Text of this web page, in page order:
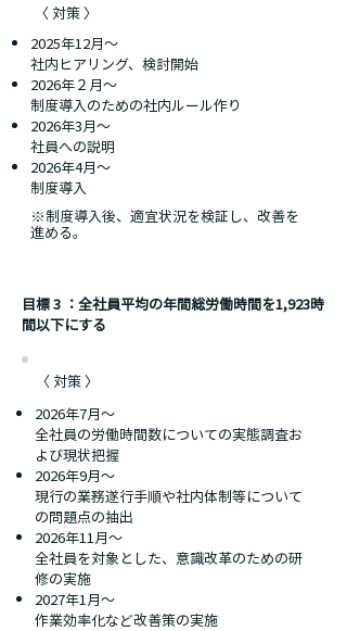
〈 対策 〉
2025年12月～
社内ヒアリング、検討開始
2026年２月～
制度導入のための社内ルール作り
2026年3月～
社員への説明
2026年4月～
制度導入
※制度導入後、適宜状況を検証し、改善を
進める。
目標 3 ：全社員平均の年間総労働時間を1,923時
間以下にする
〈 対策 〉
2026年7月～
全社員の労働時間数についての実態調査お
よび現状把握
2026年9月～
現行の業務遂行手順や社内体制等について
の問題点の抽出
2026年11月～
全社員を対象とした、意識改革のための研
修の実施
2027年1月～
作業効率化など改善策の実施